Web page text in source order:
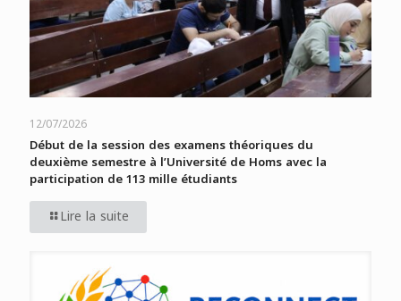
12/07/2026
Début de la session des examens théoriques du
deuxième semestre à l’Université de Homs avec la
participation de 113 mille étudiants
Lire la suite